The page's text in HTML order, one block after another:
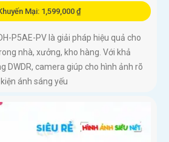
Mại: 1,599,000 ₫
P5AE-PV là giải pháp hiệu quả cho
nhà, xưởng, kho hàng. Với khả
DWDR, camera giúp cho hình ảnh rõ
ánh sáng yếu